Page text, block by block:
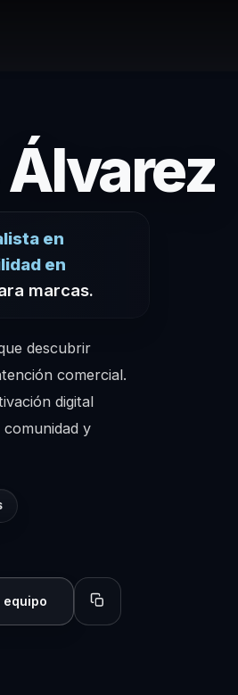
en
en
marcas.
descubrir
comercial.
digital
y
equipo Copiar perfil para